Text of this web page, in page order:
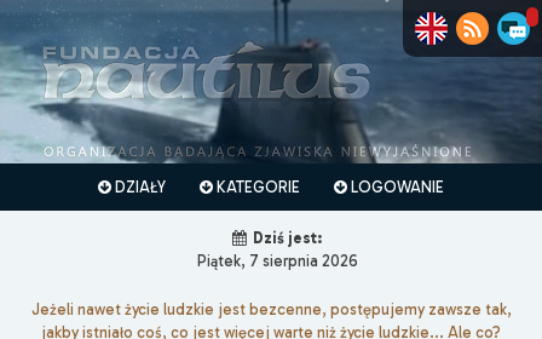
DZIAŁY KATEGORIE LOGOWANIE
Dziś jest:
Piątek, 7 sierpnia 2026
Jeżeli nawet życie ludzkie jest bezcenne, postępujemy zawsze tak,
jakby istniało coś, co jest więcej warte niż życie ludzkie... Ale co?